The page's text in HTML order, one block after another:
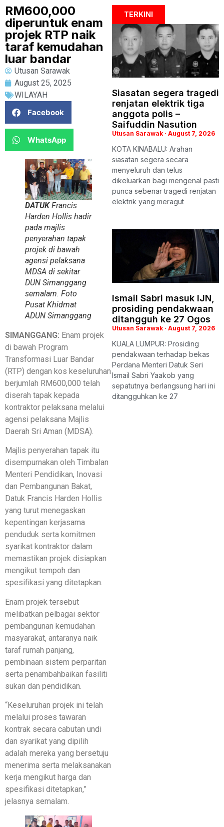
RM600,000
diperuntuk enam
projek RTP naik
taraf kemudahan
luar bandar
Utusan Sarawak
August 25, 2025
WILAYAH
Facebook
WhatsApp
DATUKFrancis
Harden Hollis hadir
pada majlis
penyerahan tapak
projek di bawah
agensi pelaksana
MDSA di sekitar
DUN Simanggang
semalam. Foto
Pusat Khidmat
ADUN Simanggang
SIMANGGANG: Enam projek
di bawah Program
Transformasi Luar Bandar
(RTP) dengan kos keseluruhan
berjumlah RM600,000 telah
diserah tapak kepada
kontraktor pelaksana melalui
agensi pelaksana Majlis
Daerah Sri Aman (MDSA).
Majlis penyerahan tapak itu
disempurnakan oleh Timbalan
Menteri Pendidikan, Inovasi
dan Pembangunan Bakat,
Datuk Francis Harden Hollis
yang turut menegaskan
kepentingan kerjasama
penduduk serta komitmen
syarikat kontraktor dalam
memastikan projek disiapkan
mengikut tempoh dan
spesifikasi yang ditetapkan.
Enam projek tersebut
melibatkan pelbagai sektor
pembangunan kemudahan
masyarakat, antaranya naik
taraf rumah panjang,
pembinaan sistem perparitan
serta penambahbaikan fasiliti
sukan dan pendidikan.
“Keseluruhan projek ini telah
melalui proses tawaran
kontrak secara cabutan undi
dan syarikat yang dipilih
adalah mereka yang bersetuju
menerima serta melaksanakan
kerja mengikut harga dan
spesifikasi ditetapkan,”
jelasnya semalam.
TERKINI
Siasatan segera tragedi
renjatan elektrik tiga
anggota polis –
Saifuddin Nasution
Utusan Sarawak August 7, 2026
KOTA KINABALU: Arahan
siasatan segera secara
menyeluruh dan telus
dikeluarkan bagi mengenal pasti
punca sebenar tragedi renjatan
elektrik yang meragut
Ismail Sabri masuk IJN,
prosiding pendakwaan
ditangguh ke 27 Ogos
Utusan Sarawak August 7, 2026
KUALA LUMPUR: Prosiding
pendakwaan terhadap bekas
Perdana Menteri Datuk Seri
Ismail Sabri Yaakob yang
sepatutnya berlangsung hari ini
ditangguhkan ke 27